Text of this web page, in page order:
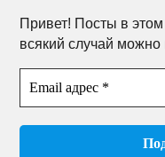
Привет! Посты в
всякий случай можно